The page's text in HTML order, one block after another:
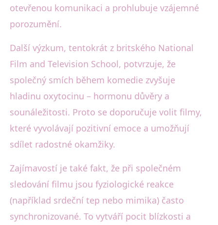
otevřenou komunikaci a prohlubuje vzájemné
porozumění.
Další výzkum, tentokrát z britského National
Film and Television School, potvrzuje, že
společný smích během komedie zvyšuje
hladinu oxytocinu – hormonu důvěry a
sounáležitosti. Proto se doporučuje volit filmy,
které vyvolávají pozitivní emoce a umožňují
sdílet radostné okamžiky.
Zajímavostí je také fakt, že při společném
sledování filmu jsou fyziologické reakce
(například srdeční tep nebo mimika) často
synchronizované. To vytváří pocit blízkosti a